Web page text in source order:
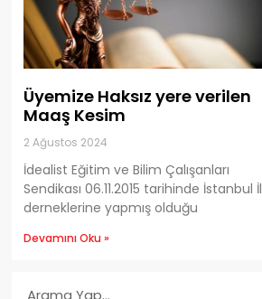
Üyemize Haksız yere verilen
Maaş Kesim
2 Ağustos 2024
İdealist Eğitim ve Bilim Çalışanları
Sendikası 06.11.2015 tarihinde İstanbul İl
derneklerine yapmış olduğu
Devamını Oku »